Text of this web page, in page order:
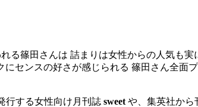
る篠田さんは 詰まりは女性からの人気も
センスの好さが感じられる 篠田さん全面
行する女性向け月刊誌 sweet や、集英社から